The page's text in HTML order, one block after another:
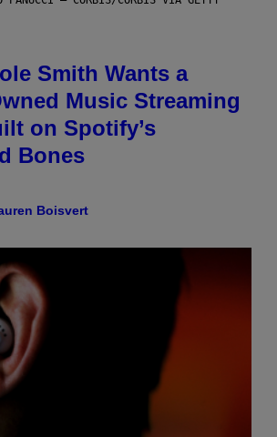
Smith Wants a
Music Streaming
on Spotify’s
Bones
Boisvert